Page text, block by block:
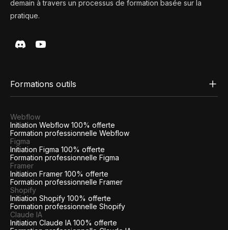
demain à travers un processus de formation basée sur la
pratique.
Formations outils
Webflow
Initiation Webflow 100% offerte
Formation professionnelle Webflow
Figma
Initiation Figma 100% offerte
Formation professionnelle Figma
Framer
Initiation Framer 100% offerte
Formation professionnelle Framer
Shopify
Initiation Shopify 100% offerte
Formation professionnelle Shopify
Claude IA
Initiation Claude IA 100% offerte